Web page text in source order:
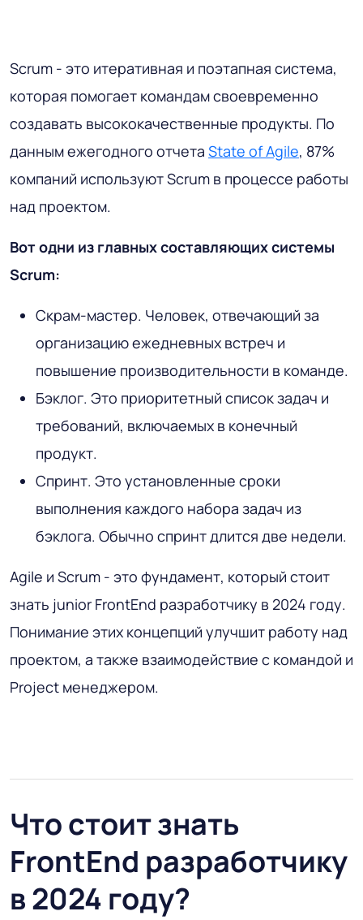
Scrum - это итеративная и поэтапная система,
которая помогает командам своевременно
создавать высококачественные продукты. По
данным ежегодного отчета State of Agile, 87%
компаний используют Scrum в процессе работы
над проектом.
Вот одни из главных составляющих системы
Scrum:
Скрам-мастер. Человек, отвечающий за
организацию ежедневных встреч и
повышение производительности в команде.
Бэклог. Это приоритетный список задач и
требований, включаемых в конечный
продукт.
Спринт. Это установленные сроки
выполнения каждого набора задач из
бэклога. Обычно спринт длится две недели.
Agile и Scrum - это фундамент, который стоит
знать junior FrontEnd разработчику в 2024 году.
Понимание этих концепций улучшит работу над
проектом, а также взаимодействие с командой и
Project менеджером.
Что стоит знать
FrontEnd разработчику
в 2024 году?